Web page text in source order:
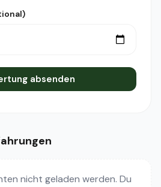
absenden
nicht geladen werden. Du